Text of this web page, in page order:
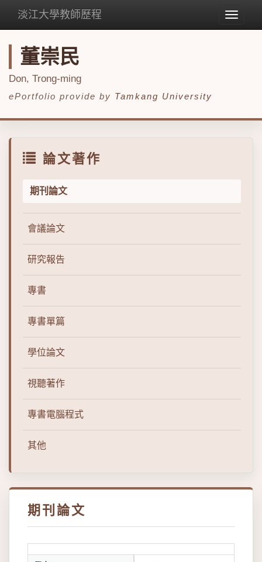
Toggle
淡江大學教師歷程
董崇民
Don, Trong-ming
ePortfolio provide by Tamkang University
論文著作
期刊論文
會議論文
研究報告
專書
專書單篇
學位論文
視聽著作
專書電腦程式
其他
期刊論文